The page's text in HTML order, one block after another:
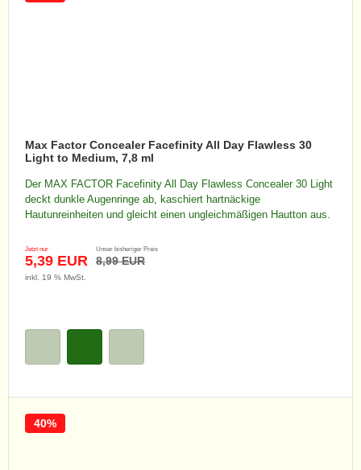
Max Factor Concealer Facefinity All Day Flawless 30
Light to Medium, 7,8 ml
Der MAX FACTOR Facefinity All Day Flawless Concealer 30 Light
deckt dunkle Augenringe ab, kaschiert hartnäckige
Hautunreinheiten und gleicht einen ungleichmäßigen Hautton aus.
Jetzt nur
5,39 EUR
Unser bisheriger Preis
8,99 EUR
inkl. 19 % MwSt.
40%